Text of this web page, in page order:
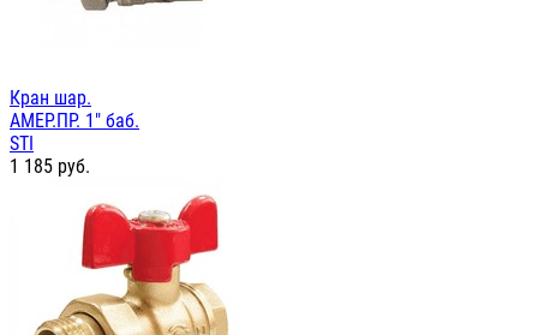
Кран шар.
АМЕР.ПР. 1" баб.
STI
1 185 руб.